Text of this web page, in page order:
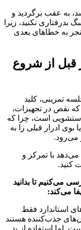
به عقب برگردید و
بدرفتاری نکنید، زیرا
به خطاهای بعدی
قبل از شروع
تمرینی، کلید
نقص در تجهیزات،
است، چرا که
ادرار قبلی را به
می‌رود.
با تمرکز و
کنید.
می‌کنیم تا بدانید
می‌کند:
استاندارد فقط
جذب‌کننده هستند